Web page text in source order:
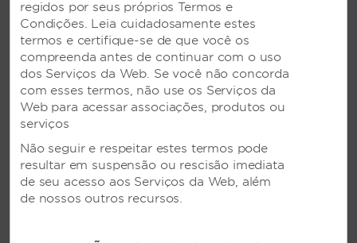
regidos por seus próprios Termos e
Condições. Leia cuidadosamente estes
termos e certifique-se de que você os
compreenda antes de continuar com o uso
dos Serviços da Web. Se você não concorda
com esses termos, não use os Serviços da
Web para acessar associações, produtos ou
serviços
Não seguir e respeitar estes termos pode
resultar em suspensão ou rescisão imediata
de seu acesso aos Serviços da Web, além
de nossos outros recursos.